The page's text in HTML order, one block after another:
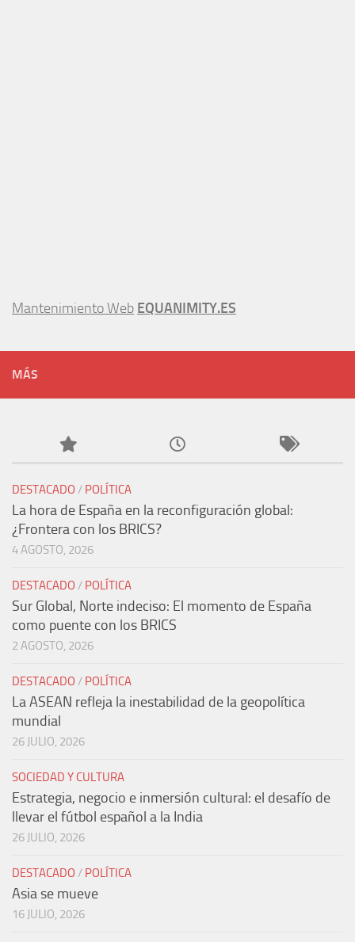
Mantenimiento Web EQUANIMITY.ES
MÁS
DESTACADO / POLÍTICA
La hora de España en la reconfiguración global:
¿Frontera con los BRICS?
4 AGOSTO, 2026
DESTACADO / POLÍTICA
Sur Global, Norte indeciso: El momento de España
como puente con los BRICS
2 AGOSTO, 2026
DESTACADO / POLÍTICA
La ASEAN refleja la inestabilidad de la geopolítica
mundial
26 JULIO, 2026
SOCIEDAD Y CULTURA
Estrategia, negocio e inmersión cultural: el desafío de
llevar el fútbol español a la India
26 JULIO, 2026
DESTACADO / POLÍTICA
Asia se mueve
16 JULIO, 2026